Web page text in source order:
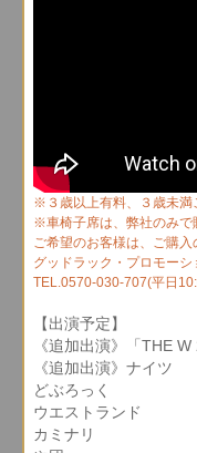
※３歳以上有料、３歳未満
※車椅子席は、弊社のみで
ご希望のお客様は、ご購入
グッドラック・プロモーシ
TEL.0570-030-707(平日
【出演予定】
《追加出演》「THE
《追加出演》ナイツ
どぶろっく
ウエストランド
カミナリ